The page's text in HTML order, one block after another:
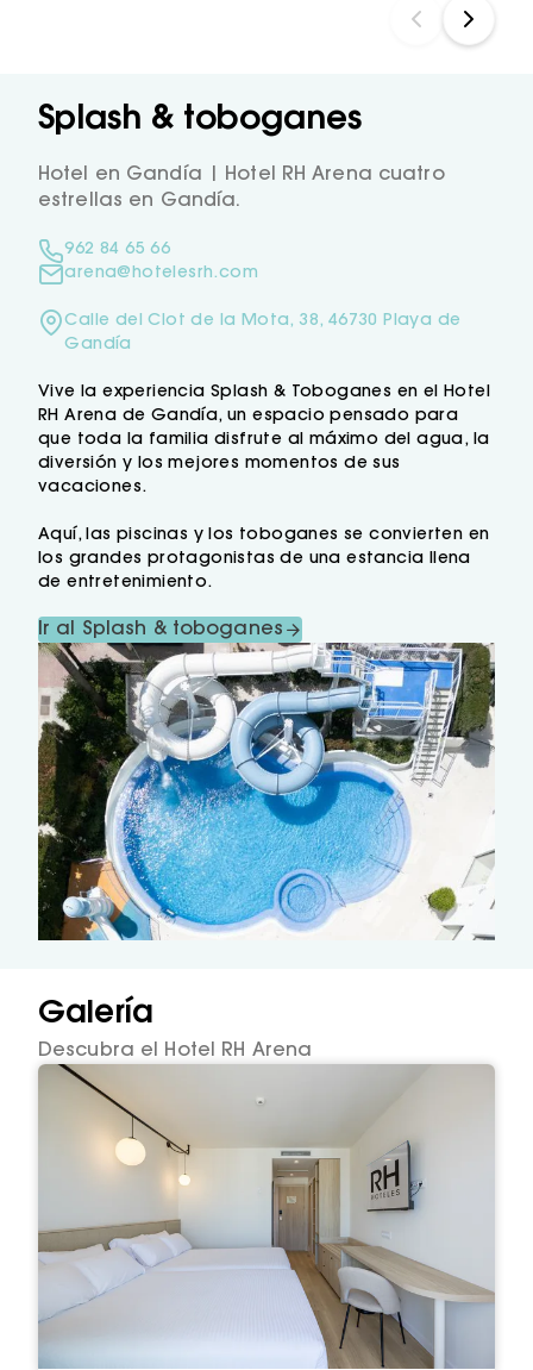
Splash & toboganes
Hotel en Gandía | Hotel RH Arena cuatro
estrellas en Gandía.
962 84 65 66
arena@hotelesrh.com
Calle del Clot de la Mota, 38, 46730 Playa de
Gandía
Vive la experiencia Splash & Toboganes en el Hotel
RH Arena de Gandía, un espacio pensado para
que toda la familia disfrute al máximo del agua, la
diversión y los mejores momentos de sus
vacaciones.
Aquí, las piscinas y los toboganes se convierten en
los grandes protagonistas de una estancia llena
de entretenimiento.
Ir al Splash & toboganes
Galería
Descubra el Hotel RH Arena